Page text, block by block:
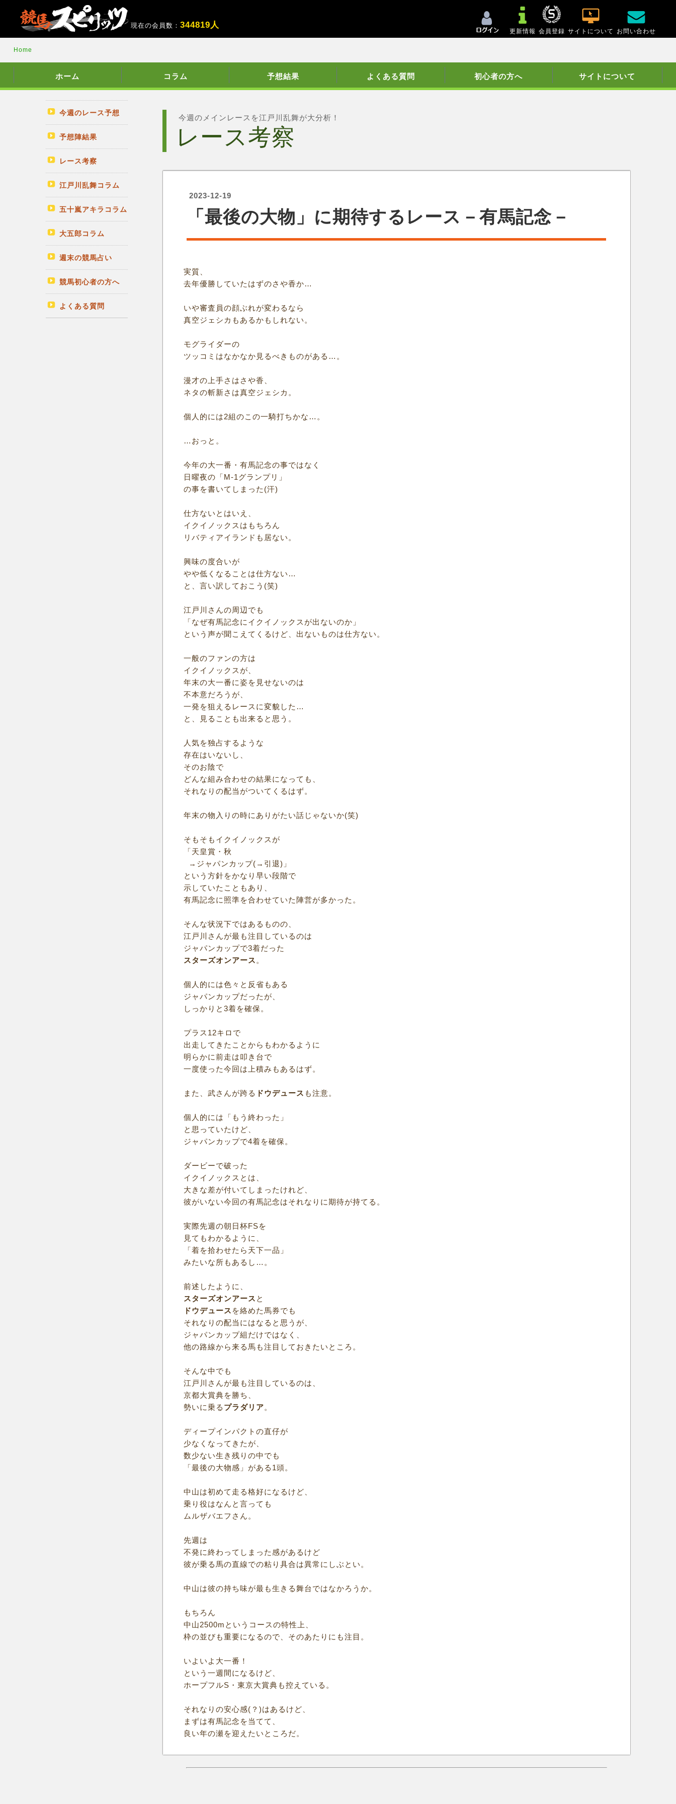
現在の会員数：344819人
更新情報 会員登録 サイトについて お問い合わせ
Home
ホーム コラム 予想結果 よくある質問 初心者の方へ サイトについて
今週のレース予想
予想陣結果
レース考察
江戸川乱舞コラム
五十嵐アキラコラム
大五郎コラム
週末の競馬占い
競馬初心者の方へ
よくある質問
今週のメインレースを江戸川乱舞が大分析！
レース考察
2023-12-19
「最後の大物」に期待するレース－有馬記念－
実質、
去年優勝していたはずのさや香か…
いや審査員の顔ぶれが変わるなら
真空ジェシカもあるかもしれない。
モグライダーの
ツッコミはなかなか見るべきものがある…。
漫才の上手さはさや香、
ネタの斬新さは真空ジェシカ。
個人的には2組のこの一騎打ちかな…。
…おっと。
今年の大一番・有馬記念の事ではなく
日曜夜の「M‐1グランプリ」
の事を書いてしまった(汗)
仕方ないとはいえ、
イクイノックスはもちろん
リバティアイランドも居ない。
興味の度合いが
やや低くなることは仕方ない…
と、言い訳しておこう(笑)
江戸川さんの周辺でも
「なぜ有馬記念にイクイノックスが出ないのか」
という声が聞こえてくるけど、出ないものは仕方ない。
一般のファンの方は
イクイノックスが、
年末の大一番に姿を見せないのは
不本意だろうが、
一発を狙えるレースに変貌した…
と、見ることも出来ると思う。
人気を独占するような
存在はいないし、
そのお陰で
どんな組み合わせの結果になっても、
それなりの配当がついてくるはず。
年末の物入りの時にありがたい話じゃないか(笑)
そもそもイクイノックスが
「天皇賞・秋
→ジャパンカップ(→引退)」
という方針をかなり早い段階で
示していたこともあり、
有馬記念に照準を合わせていた陣営が多かった。
そんな状況下ではあるものの、
江戸川さんが最も注目しているのは
ジャパンカップで3着だった
スターズオンアース。
個人的には色々と反省もある
ジャパンカップだったが、
しっかりと3着を確保。
プラス12キロで
出走してきたことからもわかるように
明らかに前走は叩き台で
一度使った今回は上積みもあるはず。
また、武さんが跨る ドウデュース も注意。
個人的には「もう終わった」
と思っていたけど、
ジャパンカップで4着を確保。
ダービーで破った
イクイノックスとは、
大きな差が付いてしまったけれど、
彼がいない今回の有馬記念はそれなりに期待が持てる。
実際先週の朝日杯FSを
見てもわかるように、
「着を拾わせたら天下一品」
みたいな所もあるし…。
前述したように、
スターズオンアース と
ドウデュース を絡めた馬券でも
それなりの配当にはなると思うが、
ジャパンカップ組だけではなく、
他の路線から来る馬も注目しておきたいところ。
そんな中でも
江戸川さんが最も注目しているのは、
京都大賞典を勝ち、
勢いに乗る プラダリア。
ディープインパクトの直仔が
少なくなってきたが、
数少ない生き残りの中でも
「最後の大物感」がある1頭。
中山は初めて走る格好になるけど、
乗り役はなんと言っても
ムルザバエフさん。
先週は
不発に終わってしまった感があるけど
彼が乗る馬の直線での粘り具合は異常にしぶとい。
中山は彼の持ち味が最も生きる舞台ではなかろうか。
もちろん
中山2500mというコースの特性上、
枠の並びも重要になるので、そのあたりにも注目。
いよいよ大一番！
という一週間になるけど、
ホープフルS・東京大賞典も控えている。
それなりの安心感(？)はあるけど、
まずは有馬記念を当てて、
良い年の瀬を迎えたいところだ。